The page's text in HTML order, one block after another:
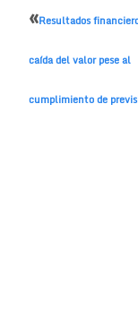
«Resultados
caída del valor pese al
cumplimiento de